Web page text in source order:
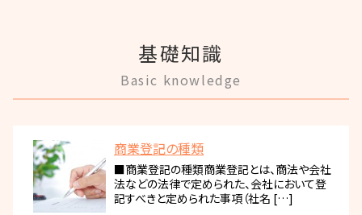
基礎知識
Basic knowledge
商業登記の種類
■商業登記の種類商業登記とは、商法や会社
法などの法律で定められた、会社において登
記すべきと定められた事項（社名 […]